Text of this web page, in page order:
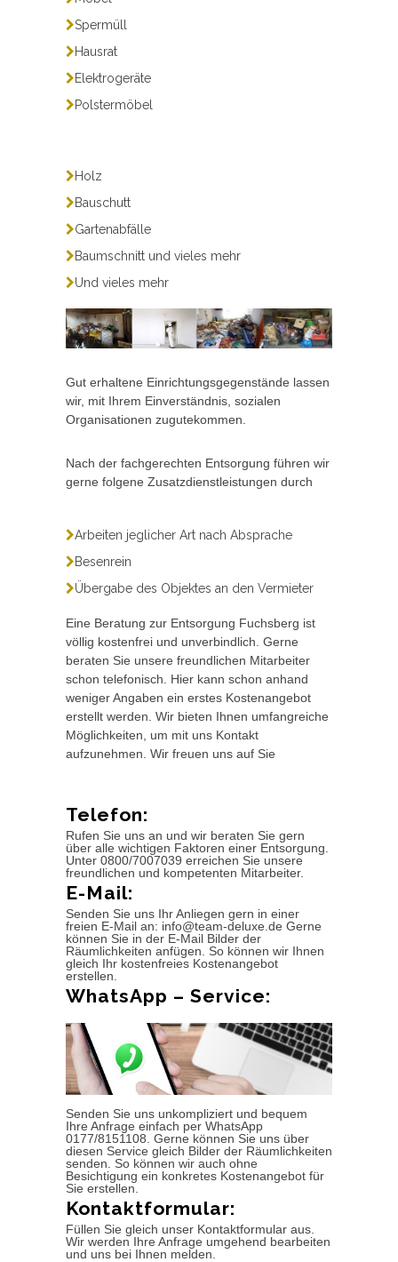
Spermüll
Hausrat
Elektrogeräte
Polstermöbel
Holz
Bauschutt
Gartenabfälle
Baumschnitt und vieles mehr
Und vieles mehr
Gut erhaltene Einrichtungsgegenstände lassen
wir, mit Ihrem Einverständnis, sozialen
Organisationen zugutekommen.
Nach der fachgerechten Entsorgung führen wir
gerne folgene Zusatzdienstleistungen durch
Arbeiten jeglicher Art nach Absprache
Besenrein
Übergabe des Objektes an den Vermieter
Eine Beratung zur Entsorgung Fuchsberg ist
völlig kostenfrei und unverbindlich. Gerne
beraten Sie unsere freundlichen Mitarbeiter
schon telefonisch. Hier kann schon anhand
weniger Angaben ein erstes Kostenangebot
erstellt werden. Wir bieten Ihnen umfangreiche
Möglichkeiten, um mit uns Kontakt
aufzunehmen. Wir freuen uns auf Sie
Telefon:
Rufen Sie uns an und wir beraten Sie gern
über alle wichtigen Faktoren einer Entsorgung.
Unter 0800/7007039 erreichen Sie unsere
freundlichen und kompetenten Mitarbeiter.
E-Mail:
Senden Sie uns Ihr Anliegen gern in einer
freien E-Mail an: info@team-deluxe.de Gerne
können Sie in der E-Mail Bilder der
Räumlichkeiten anfügen. So können wir Ihnen
gleich Ihr kostenfreies Kostenangebot
erstellen.
WhatsApp – Service:
Senden Sie uns unkompliziert und bequem
Ihre Anfrage einfach per WhatsApp
0177/8151108. Gerne können Sie uns über
diesen Service gleich Bilder der Räumlichkeiten
senden. So können wir auch ohne
Besichtigung ein konkretes Kostenangebot für
Sie erstellen.
Kontaktformular:
Füllen Sie gleich unser Kontaktformular aus.
Wir werden Ihre Anfrage umgehend bearbeiten
und uns bei Ihnen melden.